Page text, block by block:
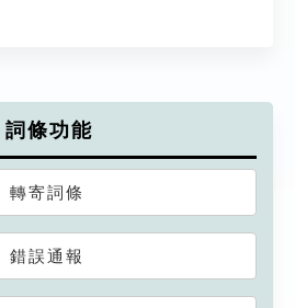
詞條功能
轉寄詞條
錯誤通報